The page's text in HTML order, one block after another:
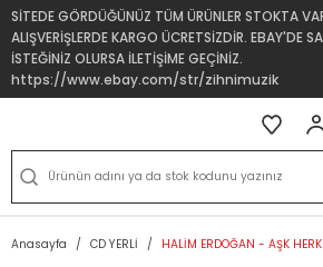
SİTEDE GÖRDÜĞÜNÜZ TÜM ÜRÜNLER STOKTA
ALIŞVERİŞLERDE KARGO ÜCRETSİZDİR. EBAY'DE
İSTEĞİNİZ OLURSA İLETİŞİME GEÇİNİZ.
https://www.ebay.com/str/zihnimuzik
Anasayfa CD YERLİ HALİM ERDOĞAN - AŞK